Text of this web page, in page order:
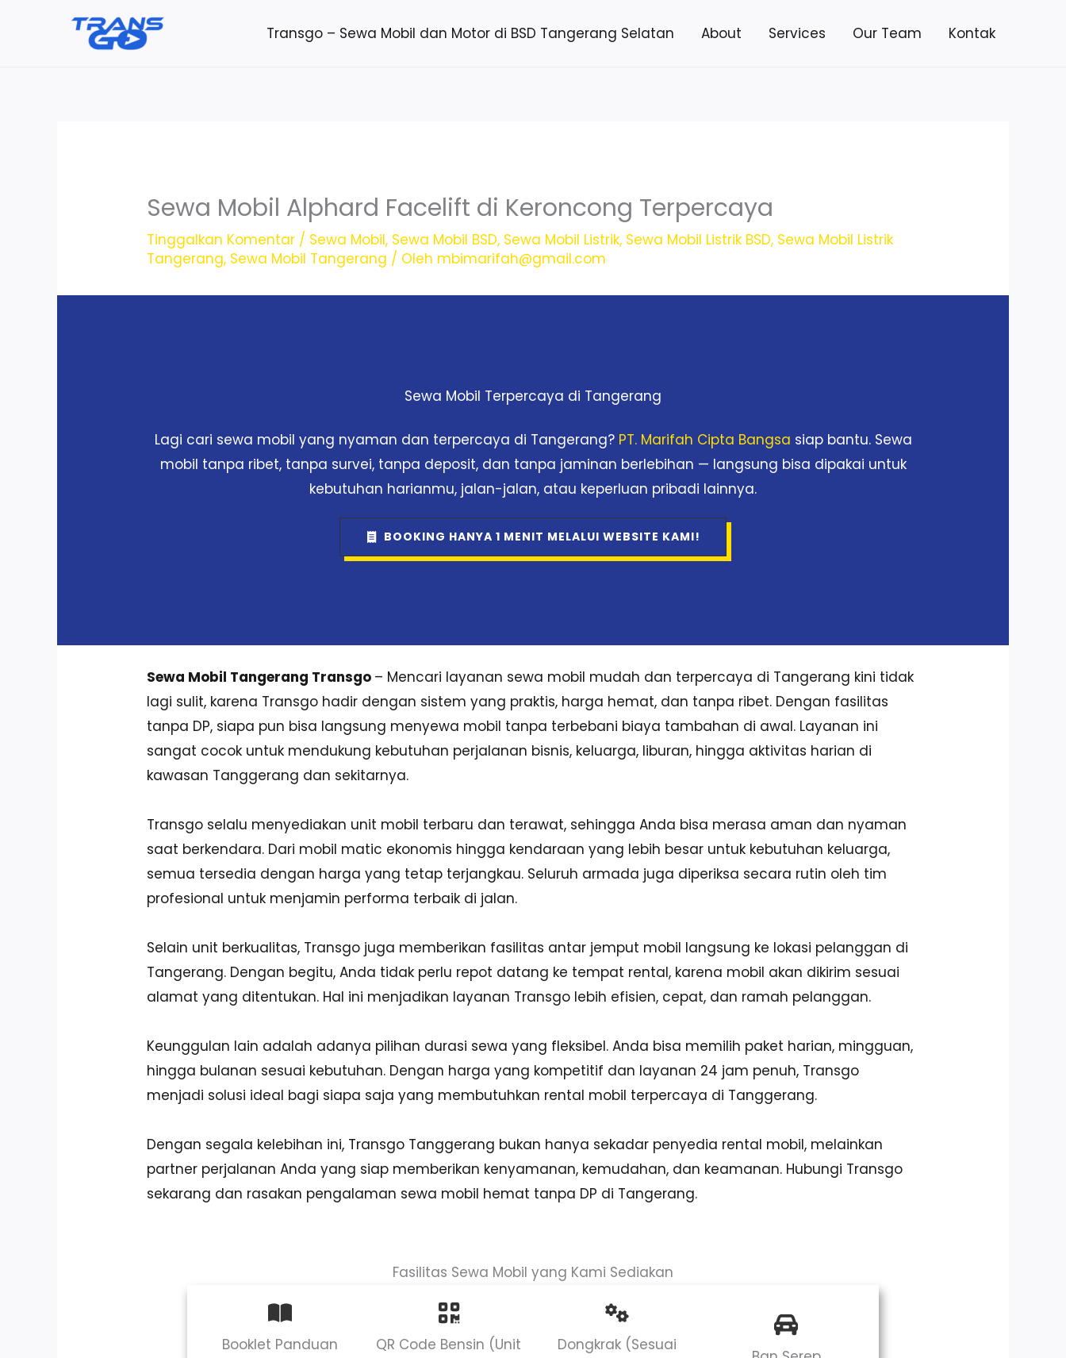
Transgo – Sewa Mobil dan Motor di BSD Tangerang Selatan About Services Our Team Kontak
Sewa Mobil Alphard Facelift di Keroncong Terpercaya
Tinggalkan Komentar / Sewa Mobil, Sewa Mobil BSD, Sewa Mobil Listrik, Sewa Mobil Listrik BSD, Sewa Mobil Listrik
Tangerang, Sewa Mobil Tangerang / Oleh mbimarifah@gmail.com
Sewa Mobil Terpercaya di Tangerang
Lagi cari sewa mobil yang nyaman dan terpercaya di Tangerang? PT. Marifah Cipta Bangsa siap bantu. Sewa
mobil tanpa ribet, tanpa survei, tanpa deposit, dan tanpa jaminan berlebihan — langsung bisa dipakai untuk
kebutuhan harianmu, jalan-jalan, atau keperluan pribadi lainnya.
BOOKING HANYA 1 MENIT MELALUI WEBSITE KAMI!
Sewa Mobil Tangerang Transgo – Mencari layanan sewa mobil mudah dan terpercaya di Tangerang kini tidak
lagi sulit, karena Transgo hadir dengan sistem yang praktis, harga hemat, dan tanpa ribet. Dengan fasilitas
tanpa DP, siapa pun bisa langsung menyewa mobil tanpa terbebani biaya tambahan di awal. Layanan ini
sangat cocok untuk mendukung kebutuhan perjalanan bisnis, keluarga, liburan, hingga aktivitas harian di
kawasan Tanggerang dan sekitarnya.
Transgo selalu menyediakan unit mobil terbaru dan terawat, sehingga Anda bisa merasa aman dan nyaman
saat berkendara. Dari mobil matic ekonomis hingga kendaraan yang lebih besar untuk kebutuhan keluarga,
semua tersedia dengan harga yang tetap terjangkau. Seluruh armada juga diperiksa secara rutin oleh tim
profesional untuk menjamin performa terbaik di jalan.
Selain unit berkualitas, Transgo juga memberikan fasilitas antar jemput mobil langsung ke lokasi pelanggan di
Tangerang. Dengan begitu, Anda tidak perlu repot datang ke tempat rental, karena mobil akan dikirim sesuai
alamat yang ditentukan. Hal ini menjadikan layanan Transgo lebih efisien, cepat, dan ramah pelanggan.
Keunggulan lain adalah adanya pilihan durasi sewa yang fleksibel. Anda bisa memilih paket harian, mingguan,
hingga bulanan sesuai kebutuhan. Dengan harga yang kompetitif dan layanan 24 jam penuh, Transgo
menjadi solusi ideal bagi siapa saja yang membutuhkan rental mobil terpercaya di Tanggerang.
Dengan segala kelebihan ini, Transgo Tanggerang bukan hanya sekadar penyedia rental mobil, melainkan
partner perjalanan Anda yang siap memberikan kenyamanan, kemudahan, dan keamanan. Hubungi Transgo
sekarang dan rasakan pengalaman sewa mobil hemat tanpa DP di Tangerang.
Fasilitas Sewa Mobil yang Kami Sediakan
Booklet Panduan
QR Code Bensin (Unit
Dongkrak (Sesuai